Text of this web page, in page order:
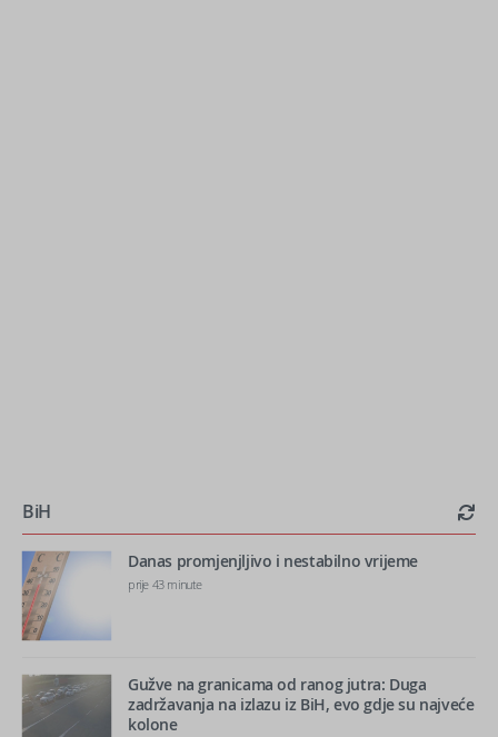
BiH
Danas promjenjljivo i nestabilno vrijeme
prije 43 minute
Gužve na granicama od ranog jutra: Duga
zadržavanja na izlazu iz BiH, evo gdje su najveće
kolone